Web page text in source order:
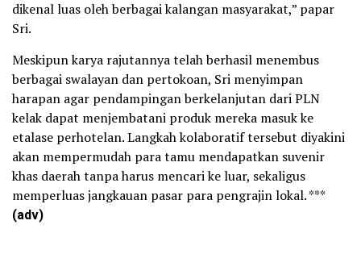
dikenal luas oleh berbagai kalangan masyarakat,” papar
Sri.
Meskipun karya rajutannya telah berhasil menembus
berbagai swalayan dan pertokoan, Sri menyimpan
harapan agar pendampingan berkelanjutan dari PLN
kelak dapat menjembatani produk mereka masuk ke
etalase perhotelan. Langkah kolaboratif tersebut diyakini
akan mempermudah para tamu mendapatkan suvenir
khas daerah tanpa harus mencari ke luar, sekaligus
memperluas jangkauan pasar para pengrajin lokal. ***
(adv)